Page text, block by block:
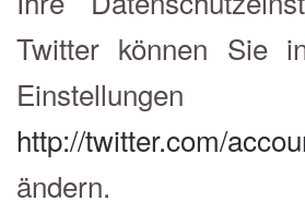
Twitter können Sie
http://twitter.com/
ändern.